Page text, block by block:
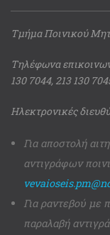
Τμήμα Ποινικού
Τηλέφωνα
130 7044, 213 130
Ηλεκτρονικές
Για αποστολή
αντιγράφων
Για ραντεβού με
παραλαβή